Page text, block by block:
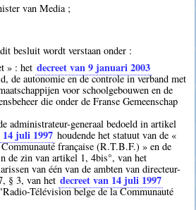
van Media ;
besluit wordt verstaan onder :
» : het decreet van 9 januari 2003
de autonomie en de controle in verband met
voor schoolgebouwen en de
die onder de Franse Gemeenschap
administrateur-generaal bedoeld in artikel
14 juli 1997 houdende het statuut van de «
française (R.T.B.F.) » en de
de zin van artikel 1, 4bis°, van het
van één van de ambten van directeur-
§ 3, van het decreet van 14 juli 1997
Télévision belge de la Communauté